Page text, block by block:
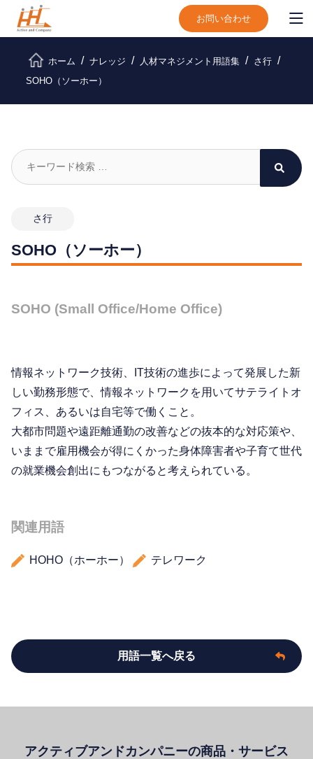
お問い合わせ
ホーム ナレッジ 人材マネジメント用語集
さ行
SOHO（ソーホー）
さ行
SOHO（ソーホー）
SOHO (Small Office/Home Office)
情報ネットワーク技術、IT技術の進歩によって発展した新
しい勤務形態で、情報ネットワークを用いてサテライトオ
フィス、あるいは自宅等で働くこと。
大都市問題や遠距離通勤の改善などの抜本的な対応策や、
いままで雇用機会が得にくかった身体障害者や子育て世代
の就業機会創出にもつながると考えられている。
関連用語
HOHO（ホーホー） テレワーク
用語一覧へ戻る
アクティブアンドカンパニーの商品・サービス